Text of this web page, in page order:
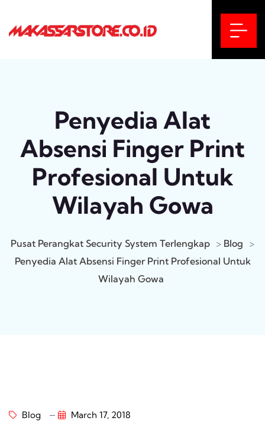
Penyedia Alat
Absensi Finger Print
Profesional Untuk
Wilayah Gowa
Pusat Perangkat Security System Terlengkap > Blog >
Penyedia Alat Absensi Finger Print Profesional Untuk
Wilayah Gowa
Blog March 17, 2018